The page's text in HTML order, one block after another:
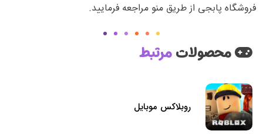
فروشگاه پابجی از طریق منو مراجعه فرمایید.
محصولاتمرتبط
روبلاکس موبایل